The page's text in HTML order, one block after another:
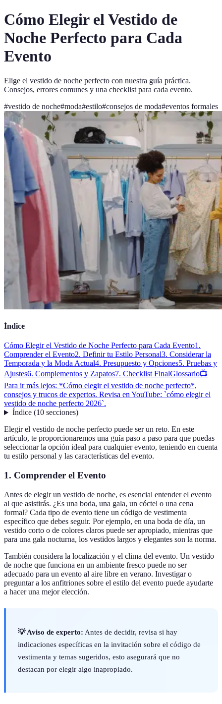
Cómo Elegir el Vestido de
Noche Perfecto para Cada
Evento
Elige el vestido de noche perfecto con nuestra guía práctica.
Consejos, errores comunes y una checklist para cada evento.
#vestido de noche#moda#estilo#consejos de moda#eventos formales
Índice
Cómo Elegir el Vestido de Noche Perfecto para Cada Evento1.
Comprender el Evento2. Definir tu Estilo Personal3. Considerar la
Temporada y la Moda Actual4. Presupuesto y Opciones5. Pruebas y
Ajustes6. Complementos y Zapatos7. Checklist FinalGlossario📺
Para ir más lejos: *Cómo elegir el vestido de noche perfecto*,
consejos y trucos de expertos. Revisa en YouTube: `cómo elegir el
vestido de noche perfecto 2026`.
Índice(10 secciones)
Elegir el vestido de noche perfecto puede ser un reto. En este
artículo, te proporcionaremos una guía paso a paso para que puedas
seleccionar la opción ideal para cualquier evento, teniendo en cuenta
tu estilo personal y las características del evento.
1. Comprender el Evento
Antes de elegir un vestido de noche, es esencial entender el evento
al que asistirás. ¿Es una boda, una gala, un cóctel o una cena
formal? Cada tipo de evento tiene un código de vestimenta
específico que debes seguir. Por ejemplo, en una boda de día, un
vestido corto o de colores claros puede ser apropiado, mientras que
para una gala nocturna, los vestidos largos y elegantes son la norma.
También considera la localización y el clima del evento. Un vestido
de noche que funciona en un ambiente fresco puede no ser
adecuado para un evento al aire libre en verano. Investigar o
preguntar a los anfitriones sobre el estilo del evento puede ayudarte
a hacer una mejor elección.
💡 Aviso de experto: Antes de decidir, revisa si hay
indicaciones específicas en la invitación sobre el código de
vestimenta y temas sugeridos, esto asegurará que no
destacan por elegir algo inapropiado.